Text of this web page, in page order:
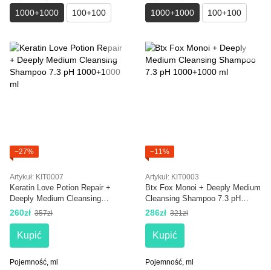
1000+1000 100+100 1000+1000 100+100
−27%
Artykuł: KIT0007
Keratin Love Potion Repair +
Deeply Medium Cleansing
Shampoo 7.3 pH 1000+1000 ml
260zł 357zł
Kupić
Pojemność, ml
−11%
Artykuł: KIT0003
Btx Fox Monoi + Deeply Medium
Cleansing Shampoo 7.3 pH
1000+1000 ml
286zł 321zł
Kupić
Pojemność, ml